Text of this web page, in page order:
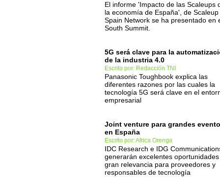
El informe 'Impacto de las Scaleups
la economía de España', de Scaleup
Spain Network se ha presentado en
South Summit.
5G será clave para la
de la industria 4.0
Escrito por: Redacción TNI
Panasonic Toughbook explica las
diferentes razones por las cuales la
tecnología 5G será clave en el
empresarial
Joint venture para grandes
en España
Escrito por: Africa Orenga
IDC Research e IDG
generarán excelentes
gran relevancia para proveedores y
responsables de tecnología